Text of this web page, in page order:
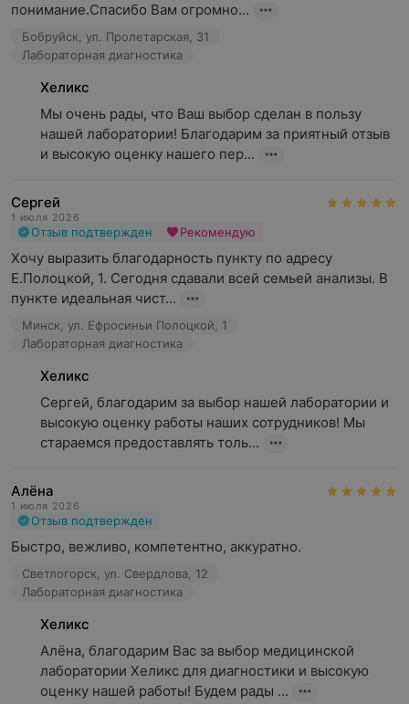
понимание.Спасибо Вам огромно...
Бобруйск, ул. Пролетарская, 31
Лабораторная диагностика
Хеликс
Мы очень рады, что Ваш выбор сделан в пользу
нашей лаборатории! Благодарим за приятный отзыв
и высокую оценку нашего пер...
Сергей
1 июля 2026
Отзыв подтвержден Рекомендую
Хочу выразить благодарность пункту по адресу
Е.Полоцкой, 1. Сегодня сдавали всей семьей анализы. В
пункте идеальная чист...
Минск, ул. Ефросиньи Полоцкой, 1
Лабораторная диагностика
Хеликс
Сергей, благодарим за выбор нашей лаборатории и
высокую оценку работы наших сотрудников! Мы
стараемся предоставлять толь...
Алёна
1 июля 2026
Отзыв подтвержден
Быстро, вежливо, компетентно, аккуратно.
Светлогорск, ул. Свердлова, 12
Лабораторная диагностика
Хеликс
Алёна, благодарим Вас за выбор медицинской
лаборатории Хеликс для диагностики и высокую
оценку нашей работы! Будем рады ...